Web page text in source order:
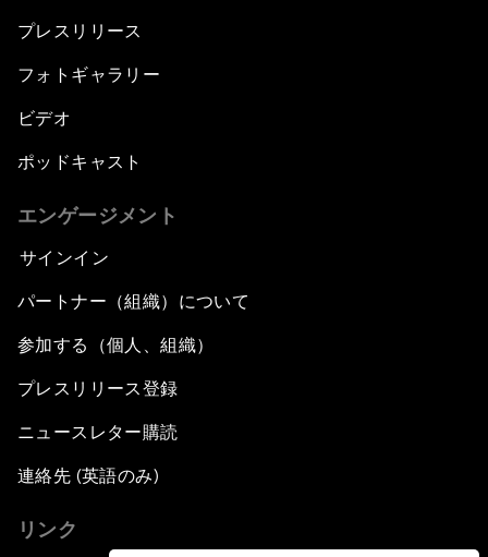
プレスリリース
フォトギャラリー
ビデオ
ポッドキャスト
エンゲージメント
サインイン
パートナー（組織）について
参加する（個人、組織）
プレスリリース登録
ニュースレター購読
連絡先 (英語のみ)
リンク